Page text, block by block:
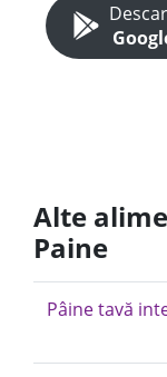
Alte
Paine
Pâine tavă